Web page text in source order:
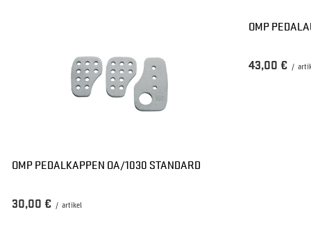
OMP PEDALKAPPEN OA/1030 STANDARD
30,00 € / artikel
OMP
43,00 € /